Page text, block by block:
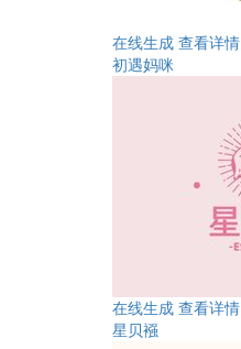
在线生成 查看详情
初遇妈咪
在线生成 查看详情
星贝襁